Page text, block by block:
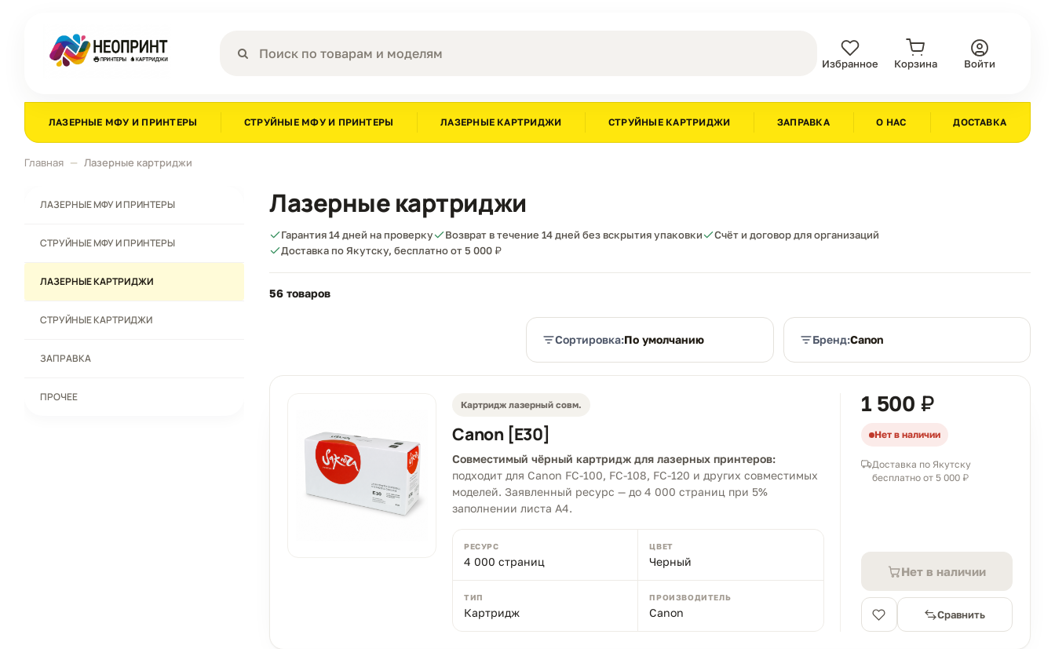
Избранное Корзина Войти
ЛАЗЕРНЫЕ МФУ И ПРИНТЕРЫ СТРУЙНЫЕ МФУ И ПРИНТЕРЫ ЛАЗЕРНЫЕ КАРТРИДЖИ СТРУЙНЫЕ КАРТРИДЖИ ЗАПРАВКА О НАС ДОСТАВКА
Главная Лазерные картриджи
ЛАЗЕРНЫЕ МФУ И ПРИНТЕРЫ
СТРУЙНЫЕ МФУ И ПРИНТЕРЫ
ЛАЗЕРНЫЕ КАРТРИДЖИ
СТРУЙНЫЕ КАРТРИДЖИ
ЗАПРАВКА
ПРОЧЕЕ
Лазерные картриджи
Гарантия 14 дней на проверку Возврат в течение 14 дней без вскрытия упаковки
Счёт и договор для организаций
Доставка по Якутску, бесплатно от 5 000 ₽
56 товаров
Сортировка:По умолчанию Бренд:Canon
Картридж лазерный совм.
Canon [E30]
Совместимый чёрный картридж для лазерных принтеров:
подходит для Canon FC-100, FC-108, FC-120 и других совместимых
моделей. Заявленный ресурс — до 4 000 страниц при 5%
заполнении листа A4.
РЕСУРС
4 000 страниц
ЦВЕТ
Черный
ТИП
Картридж
ПРОИЗВОДИТЕЛЬ
Canon
1 500 ₽
Нет в наличии
Доставка по Якутску
бесплатно от 5 000 ₽
Нет в наличии
Сравнить